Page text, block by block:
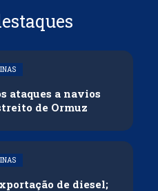
ataques a navios
de Ormuz
de diesel;